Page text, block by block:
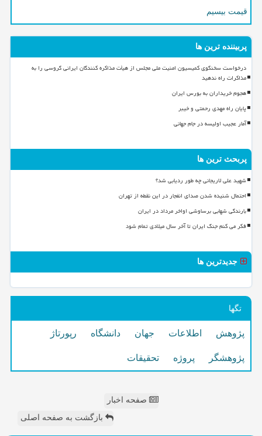
قیمت بیسیم
پربیننده ترین ها
درخواست سخنگوی کمیسیون امنیت ملی مجلس از هیأت مذاکره کنندگان ایرانی گروسی را به
مذاکرات راه ندهید
هجوم خریداران به بورس ایران
پایان راه مهدی رحمتی و خیبر
آمار عجیب اولیسه در جام جهانی
پربحث ترین ها
شهید علی لاریجانی چه طور ردیابی شد؟
احتمال شنیده شدن صدای انفجار در این نقطه از تهران
بارندگی شهابی برساوشی اواخر مرداد در ایران
فکر می کنم جنگ ایران تا آخر سال میلادی تمام شود
جدیدترین ها
تگها
پژوهش اطلاعات جهان دانشگاه رپورتاژ
پژوهشگر پروژه تحقیقات
صفحه اخبار
بازگشت به صفحه اصلی